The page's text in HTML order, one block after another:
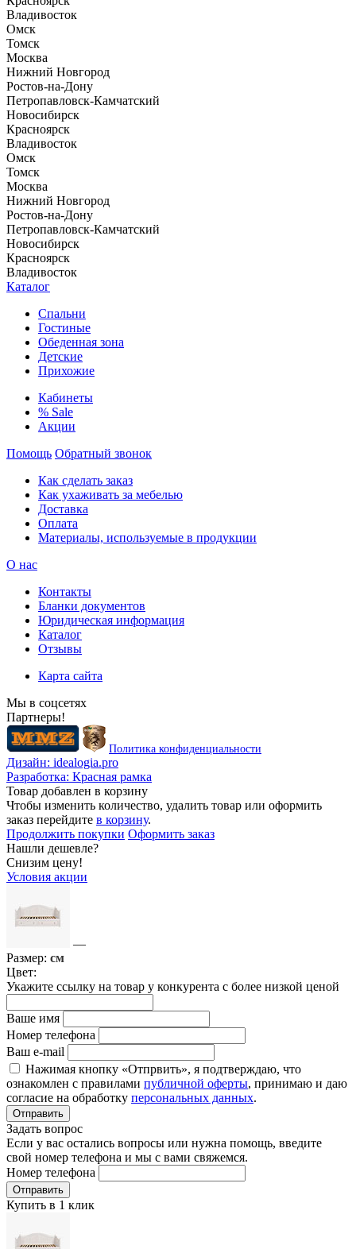
Владивосток
Омск
Томск
Москва
Нижний Новгород
Ростов-на-Дону
Петропавловск-Камчатский
Новосибирск
Красноярск
Владивосток
Омск
Томск
Москва
Нижний Новгород
Ростов-на-Дону
Петропавловск-Камчатский
Новосибирск
Красноярск
Владивосток
Каталог
Спальни
Гостиные
Обеденная зона
Детские
Прихожие
Кабинеты
% Sale
Акции
Помощь Обратный звонок
Как сделать заказ
Как ухаживать за мебелью
Доставка
Оплата
Материалы, используемые в продукции
О нас
Контакты
Бланки документов
Юридическая информация
Каталог
Отзывы
Карта сайта
Мы в соцсетях
Партнеры!
Политика конфиденциальности
Дизайн: idealogia.pro
Разработка: Красная рамка
Товар добавлен в корзину
Чтобы изменить количество, удалить товар или оформить
заказ перейдите в корзину.
Продолжить покупки Оформить заказ
Нашли дешевле?
Снизим цену!
Условия акции
—
Размер: см
Цвет:
Укажите ссылку на товар у конкурента с более низкой ценой
Ваше имя
Номер телефона
Ваш e-mail
Нажимая кнопку «Отпрвить», я подтверждаю, что
ознакомлен с правилами публичной оферты, принимаю и даю
согласие на обработку персональных данных.
Отправить
Задать вопрос
Если у вас остались вопросы или нужна помощь, введите
свой номер телефона и мы с вами свяжемся.
Номер телефона
Отправить
Купить в 1 клик